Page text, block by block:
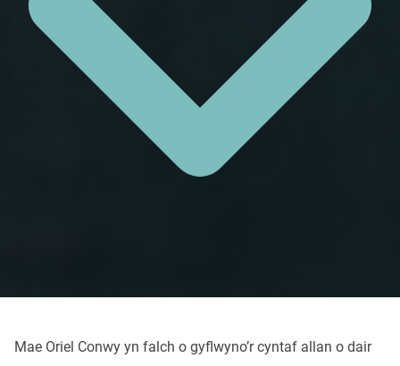
Mae Oriel Conwy yn falch o gyflwyno’r cyntaf allan o dair